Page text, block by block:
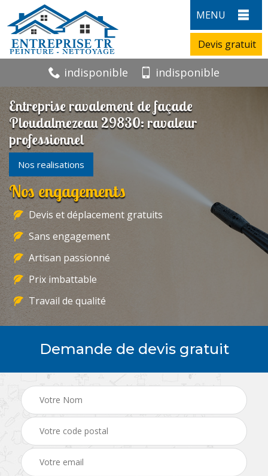
MENU
Devis gratuit
indisponible indisponible
Entreprise ravalement de façade
Ploudalmezeau 29830: ravaleur
professionnel
Nos realisations
Nos engagements
Devis et déplacement gratuits
Sans engagement
Artisan passionné
Prix imbattable
Travail de qualité
Demande de devis gratuit